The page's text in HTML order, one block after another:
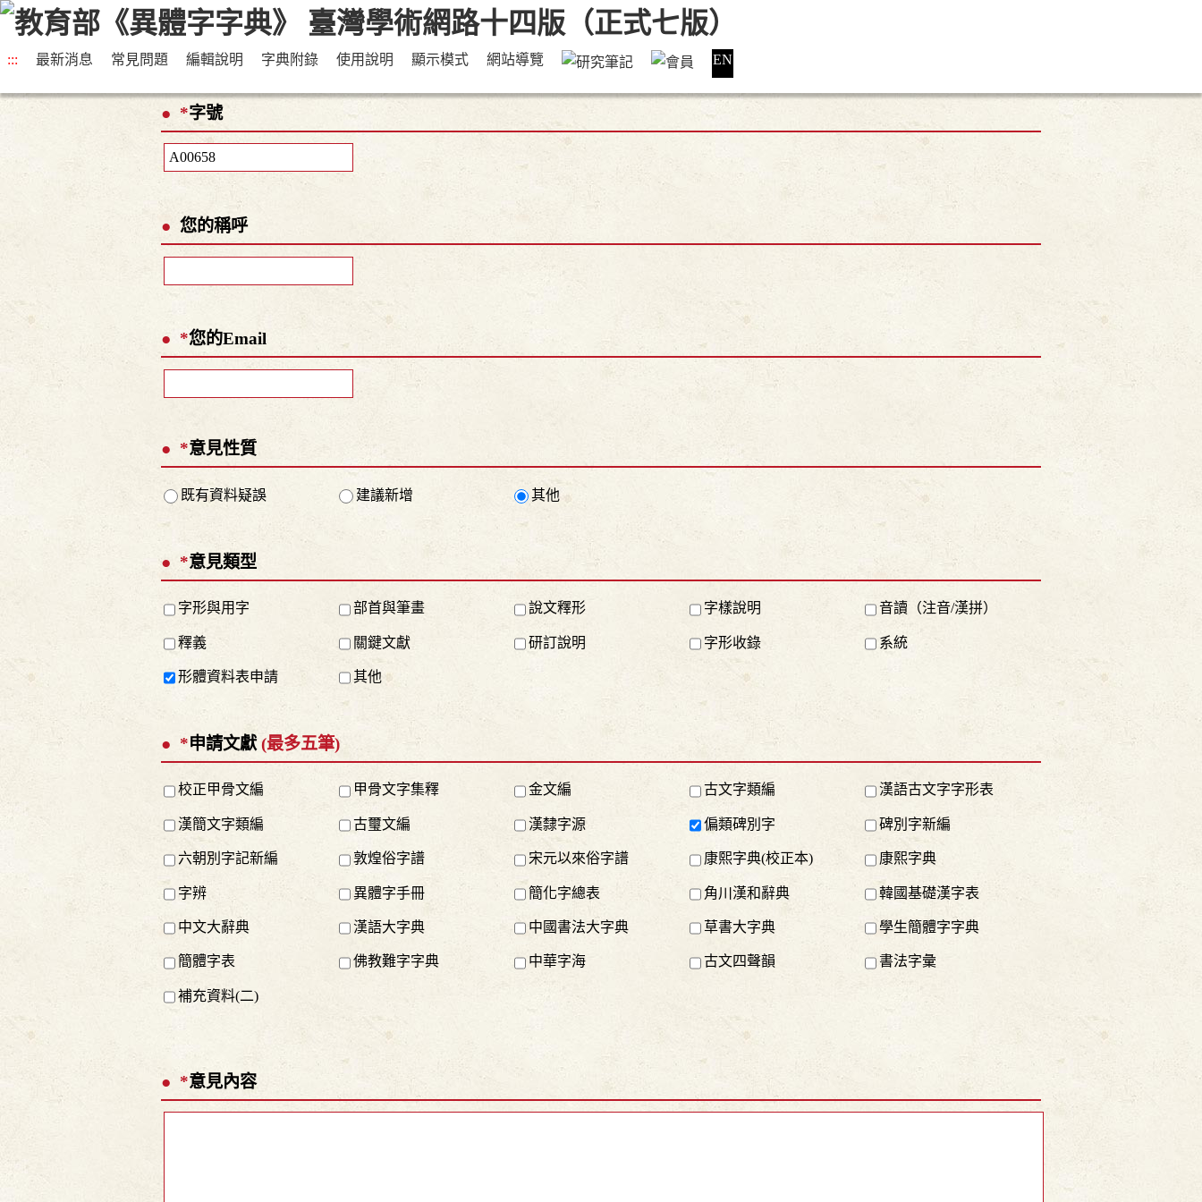
::: 最新消息 常見問題 編輯說明 字典附錄 使用說明 顯示模式 網站導覽 EN
*字號
您的稱呼
*您的Email
*意見性質
既有資料疑誤 建議新增 其他
*意見類型
字形與用字 部首與筆畫 說文釋形 字樣說明 音讀（注音/漢拼）
釋義 關鍵文獻 研訂說明 字形收錄 系統
形體資料表申請 其他
*申請文獻(最多五筆)
校正甲骨文編 甲骨文字集釋 金文編 古文字類編 漢語古文字字形表
漢簡文字類編 古璽文編 漢隸字源 偏類碑別字 碑別字新編
六朝別字記新編 敦煌俗字譜 宋元以來俗字譜 康熙字典(校正本) 康熙字典
字辨 異體字手冊 簡化字總表 角川漢和辭典 韓國基礎漢字表
中文大辭典 漢語大字典 中國書法大字典 草書大字典 學生簡體字字典
簡體字表 佛教難字字典 中華字海 古文四聲韻 書法字彙
補充資料(二)
*意見內容